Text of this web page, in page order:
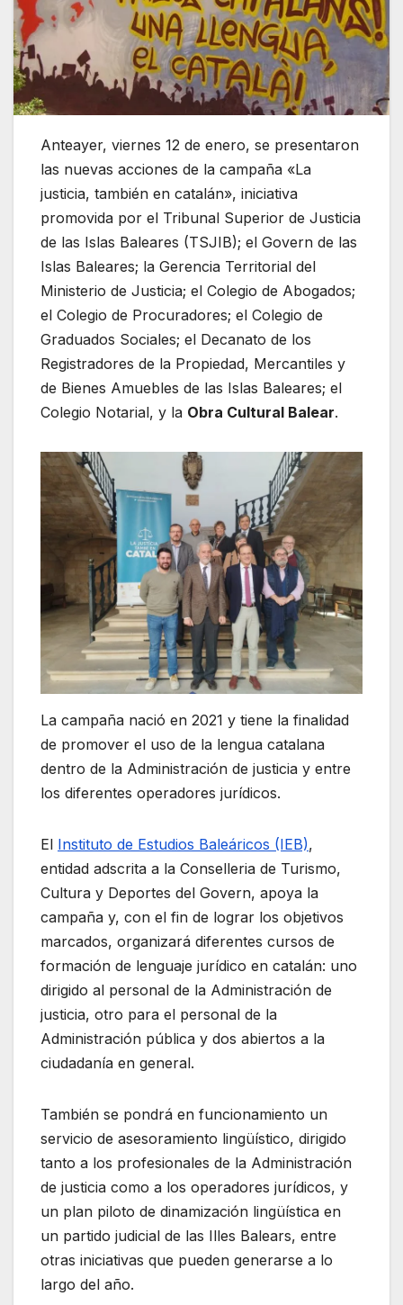
Anteayer, viernes 12 de enero, se presentaron
las nuevas acciones de la campaña «La
justicia, también en catalán», iniciativa
promovida por el Tribunal Superior de Justicia
de las Islas Baleares (TSJIB); el Govern de las
Islas Baleares; la Gerencia Territorial del
Ministerio de Justicia; el Colegio de Abogados;
el Colegio de Procuradores; el Colegio de
Graduados Sociales; el Decanato de los
Registradores de la Propiedad, Mercantiles y
de Bienes Amuebles de las Islas Baleares; el
Colegio Notarial, y la Obra Cultural Balear.
La campaña nació en 2021 y tiene la finalidad
de promover el uso de la lengua catalana
dentro de la Administración de justicia y entre
los diferentes operadores jurídicos.
El Instituto de Estudios Baleáricos (IEB),
entidad adscrita a la Conselleria de Turismo,
Cultura y Deportes del Govern, apoya la
campaña y, con el fin de lograr los objetivos
marcados, organizará diferentes cursos de
formación de lenguaje jurídico en catalán: uno
dirigido al personal de la Administración de
justicia, otro para el personal de la
Administración pública y dos abiertos a la
ciudadanía en general.
También se pondrá en funcionamiento un
servicio de asesoramiento lingüístico, dirigido
tanto a los profesionales de la Administración
de justicia como a los operadores jurídicos, y
un plan piloto de dinamización lingüística en
un partido judicial de las Illes Balears, entre
otras iniciativas que pueden generarse a lo
largo del año.